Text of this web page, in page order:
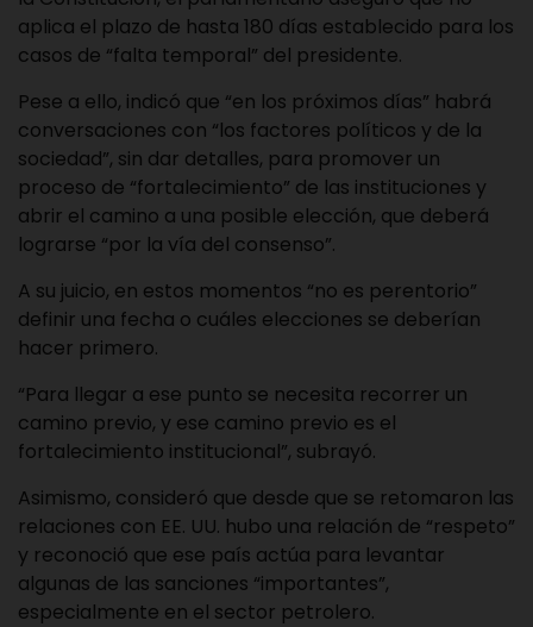
aplica el plazo de hasta 180 días establecido para los
casos de “falta temporal” del presidente.
Pese a ello, indicó que “en los próximos días” habrá
conversaciones con “los factores políticos y de la
sociedad”, sin dar detalles, para promover un
proceso de “fortalecimiento” de las instituciones y
abrir el camino a una posible elección, que deberá
lograrse “por la vía del consenso”.
A su juicio, en estos momentos “no es perentorio”
definir una fecha o cuáles elecciones se deberían
hacer primero.
“Para llegar a ese punto se necesita recorrer un
camino previo, y ese camino previo es el
fortalecimiento institucional”, subrayó.
Asimismo, consideró que desde que se retomaron las
relaciones con EE. UU. hubo una relación de “respeto”
y reconoció que ese país actúa para levantar
algunas de las sanciones “importantes”,
especialmente en el sector petrolero.